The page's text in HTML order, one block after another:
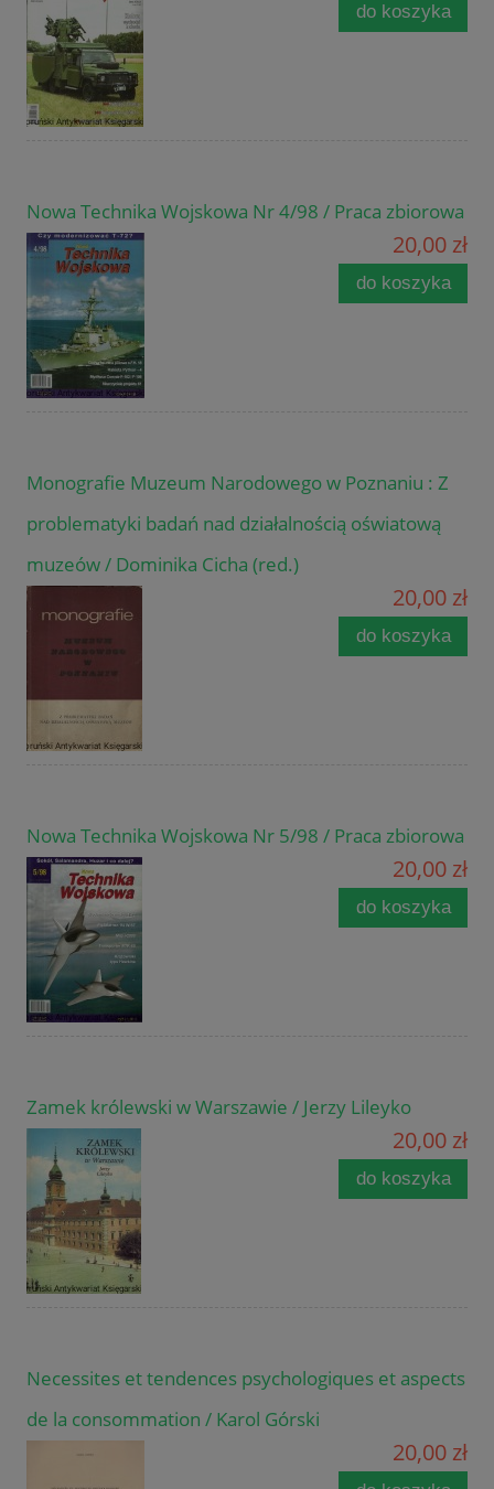
do koszyka
Nowa Technika Wojskowa Nr 4/98 / Praca zbiorowa
20,00 zł
do koszyka
Monografie Muzeum Narodowego w Poznaniu : Z
problematyki badań nad działalnością oświatową
muzeów / Dominika Cicha (red.)
20,00 zł
do koszyka
Nowa Technika Wojskowa Nr 5/98 / Praca zbiorowa
20,00 zł
do koszyka
Zamek królewski w Warszawie / Jerzy Lileyko
20,00 zł
do koszyka
Necessites et tendences psychologiques et aspects
de la consommation / Karol Górski
20,00 zł